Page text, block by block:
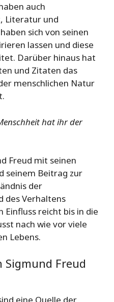
auch
Literatur und
sich von seinen
lassen und diese
Darüber hinaus hat
und Zitaten das
menschlichen Natur
hat ihr der
Freud mit seinen
seinem Beitrag zur
der
des Verhaltens
Einfluss reicht bis in die
nach wie vor viele
Lebens.
Sigmund Freud
eine Quelle der